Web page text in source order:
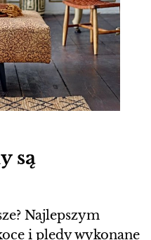
są
Najlepszym
i pledy wykonane